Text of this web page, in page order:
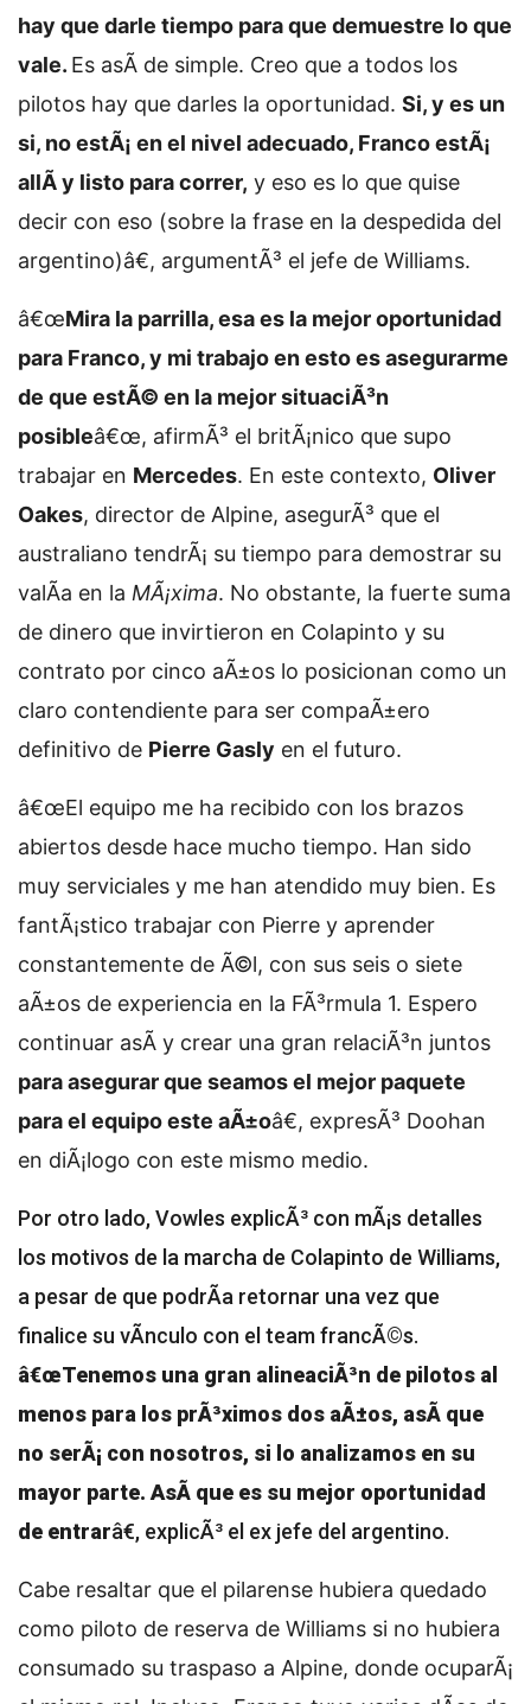
hay que darle tiempo para que demuestre lo que
vale. Es asÃ­ de simple. Creo que a todos los
pilotos hay que darles la oportunidad. Si, y es un
si, no estÃ¡ en el nivel adecuado, Franco estÃ¡
allÃ­ y listo para correr, y eso es lo que quise
decir con eso (sobre la frase en la despedida del
argentino)â€, argumentÃ³ el jefe de Williams.
â€œMira la parrilla, esa es la mejor oportunidad
para Franco, y mi trabajo en esto es asegurarme
de que estÃ© en la mejor situaciÃ³n
posibleâ€œ, afirmÃ³ el britÃ¡nico que supo
trabajar en Mercedes. En este contexto, Oliver
Oakes, director de Alpine, asegurÃ³ que el
australiano tendrÃ¡ su tiempo para demostrar su
valÃ­a en la MÃ¡xima. No obstante, la fuerte suma
de dinero que invirtieron en Colapinto y su
contrato por cinco aÃ±os lo posicionan como un
claro contendiente para ser compaÃ±ero
definitivo de Pierre Gasly en el futuro.
â€œEl equipo me ha recibido con los brazos
abiertos desde hace mucho tiempo. Han sido
muy serviciales y me han atendido muy bien. Es
fantÃ¡stico trabajar con Pierre y aprender
constantemente de Ã©l, con sus seis o siete
aÃ±os de experiencia en la FÃ³rmula 1. Espero
continuar asÃ­ y crear una gran relaciÃ³n juntos
para asegurar que seamos el mejor paquete
para el equipo este aÃ±oâ€, expresÃ³ Doohan
en diÃ¡logo con este mismo medio.
Por otro lado, Vowles explicÃ³ con mÃ¡s detalles
los motivos de la marcha de Colapinto de Williams,
a pesar de que podrÃ­a retornar una vez que
finalice su vÃ­nculo con el team francÃ©s.
â€œTenemos una gran alineaciÃ³n de pilotos al
menos para los prÃ³ximos dos aÃ±os, asÃ­ que
no serÃ¡ con nosotros, si lo analizamos en su
mayor parte. AsÃ­ que es su mejor oportunidad
de entrarâ€, explicÃ³ el ex jefe del argentino.
Cabe resaltar que el pilarense hubiera quedado
como piloto de reserva de Williams si no hubiera
consumado su traspaso a Alpine, donde ocuparÃ¡